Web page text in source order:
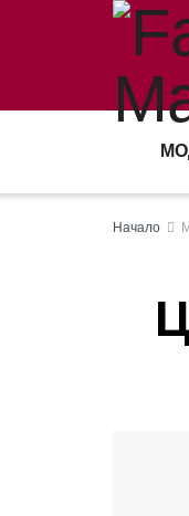
Начало